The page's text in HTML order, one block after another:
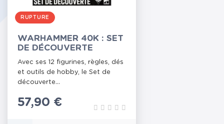
RUPTURE
WARHAMMER 40K : SET
DE DÉCOUVERTE
Avec ses 12 figurines, règles, dés
et outils de hobby, le Set de
découverte...
Prix
57,90 €